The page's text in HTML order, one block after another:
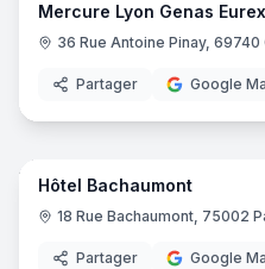
Mercure Lyon Genas
36 Rue Antoine Pinay, 69740
Partager Google
Hôtel Bachaumont
18 Rue Bachaumont, 75002
Partager Google